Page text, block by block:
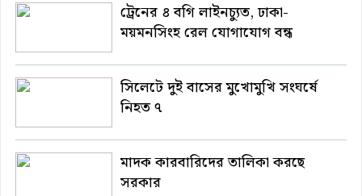
ট্রেনের ৪ বগি লাইনচ্যুত, ঢাকা-
ময়মনসিংহ রেল যোগাযোগ বন্ধ
সিলেটে দুই বাসের মুখোমুখি সংঘর্ষে
নিহত ৭
মাদক কারবারিদের তালিকা করছে
সরকার